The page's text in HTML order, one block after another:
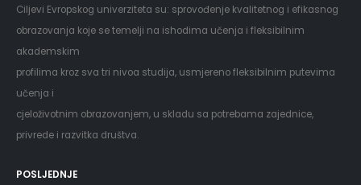
Ciljevi Evropskog univerziteta su: sprovođenje kvalitetnog i efikasnog
obrazovanja koje se temelji na ishodima učenja i fleksibilnim
akademskim
profilima kroz sva tri nivoa studija, usmjereno fleksibilnim putevima
učenja i
cjeloživotnim obrazovanjem, u skladu sa potrebama zajednice,
privrede i razvitka društva.
POSLJEDNJE